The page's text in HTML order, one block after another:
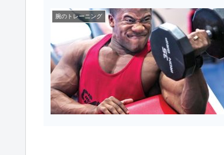
腕のトレーニング